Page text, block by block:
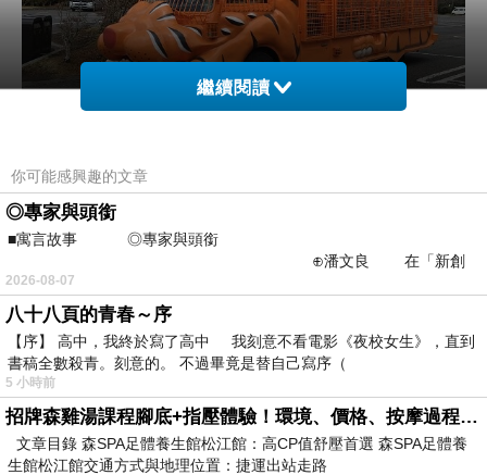
除了火山瀑布，還有很重要的九州野生動物園，
因為要撿動物園的皮克敏花盆…XD
另外就是去年的遺憾門司港。
繼續閱讀
你可能感興趣的文章
◎專家與頭銜
■寓言故事 ◎專家與頭銜
⊕潘文良 在「新創
之谷」裡——
2026-08-07
八十八頁的青春～序
【序】 高中，我終於寫了高中 我刻意不看電影《夜校女生》，直到
書稿全數殺青。刻意的。 不過畢竟是替自己寫序（
5 小時前
招牌森雞湯課程腳底+指壓體驗！環境、價格、按摩過程全紀錄，森SPA足體養生館松江館最新價格表
文章目錄 森SPA足體養生館松江館：高CP值舒壓首選 森SPA足體養
生館松江館交通方式與地理位置：捷運出站走路